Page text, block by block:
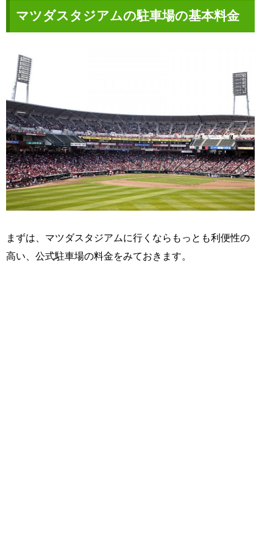
マツダスタジアムの駐車場の基本料金
まずは、マツダスタジアムに行くならもっとも利便性の
高い、公式駐車場の料金をみておきます。